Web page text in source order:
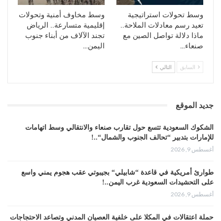
علی بلادهم عدواناً امريكياً بامتياز ولولا التغطية الاعلامية
والسياسية وأيضاً لولا السلاح الاميركي لما استطاعت السعودية
ان تستمر في هذه المعركة أكثر من 6 سنوات”.
في ايجاد حل لوقف العدوان ورفع الحصار عن اليمن.
السعودية، بل يحبون المال السعودي وهذه الحرب بالنسبة لهم
حرباً مربحة بمختلف المقاييس ولم تستفيد الولايات المتحدة من
أی حرب مثلما استفادت من الحرب الاماراتية السعودية علی
اليمن.
ما رأيكم:
كيف يُنظر الی الملف اليمني ومعاناته الإنسانية ليصبح أولوية
المجتمع الدولي؟
وسط تحولات استراتيجية
تعيد رسم معادلات الملاحة..
ماذا دلالة تواصل الصين مع
صنعاء…
وسط مخاوف أمنية وتحولات
إقليمية متسارعة.. الرياض
تجند الآلاف من أبناء جنوب
اليمن…
السابق التالي
جديد الموقع
الشكوك السعودية تتسع حول تقارب صنعاء والانتقالي وسط اتهامات
للإمارات بتدبير “تحالف الجنوب والشمال“..!
أغسطس 9, 2026
طوارئ أمريكية في قاعدة “شابيلي“ بجيبوتي عقب هجوم يمني واسع
على التحشيدات السعودية غرب اليمن..!
أغسطس 9, 2026
حملة اعتقالات في المكلا على خلفية العصيان المدني وتصاعد الاحتجاجات